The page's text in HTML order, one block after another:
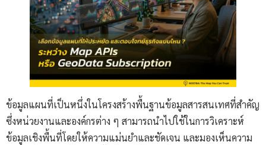
ข้อมูลแผนที่เป็นหนึ่งในโครงสร้างพื้นฐานข้อมูลสารสนเทศที่สำคัญ
ซึ่งหน่วยงานและองค์กรต่าง ๆ สามารถนำไปใช้ในการวิเคราะห์
ข้อมูลเชิงพื้นที่โดยให้ความแม่นยำและชัดเจน และมองเห็นความ